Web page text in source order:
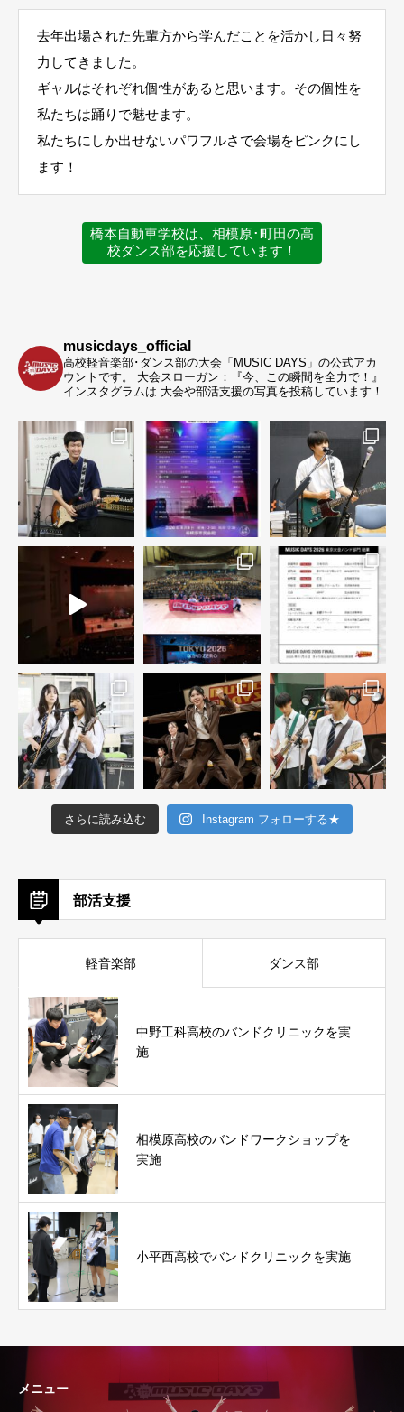
去年出場された先輩方から学んだことを活かし日々努
力してきました。
ギャルはそれぞれ個性があると思います。その個性を
私たちは踊りで魅せます。
私たちにしか出せないパワフルさで会場をピンクにし
ます！
橋本自動車学校は、相模原･町田の高
校ダンス部を応援しています！
musicdays_official
高校軽音楽部･ダンス部の大会「MUSIC DAYS」の公式アカ
ウントです。
大会スローガン：『今、この瞬間を全力で！』
インスタグラムは 大会や部活支援の写真を投稿しています！
さらに読み込む Instagram フォローする★
部活支援
軽音楽部 ダンス部
中野工科高校のバンドクリニックを実
施
相模原高校のバンドワークショップを
実施
小平西高校でバンドクリニックを実施
メニュー